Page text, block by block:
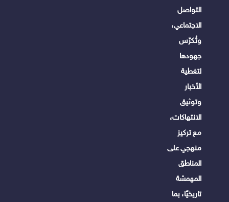
التواصل
الاجتماعي،
وتُكرّس
جهودها
لتغطية
الأخبار
وتوثيق
الانتهاكات،
مع تركيز
منهجي على
المناطق
المهمشة
تاريخيًا، بما